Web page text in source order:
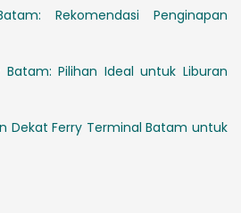
Rekomendasi Penginapan
Pilihan Ideal untuk Liburan
Dekat Ferry Terminal Batam untuk